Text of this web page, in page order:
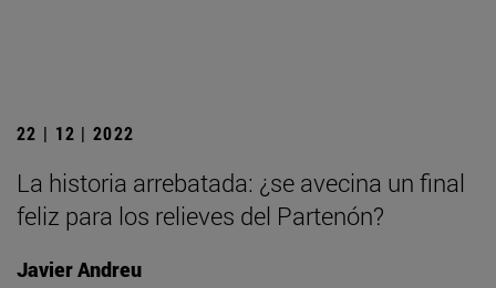
22 | 12 | 2022
La historia arrebatada: ¿se avecina un final
feliz para los relieves del Partenón?
Javier Andreu